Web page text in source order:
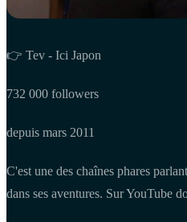
👉 Tev - Ici Japon
732 000 followers
depuis mars 2011
C'est une des chaînes phares
dans ses aventures. Sur YouTube